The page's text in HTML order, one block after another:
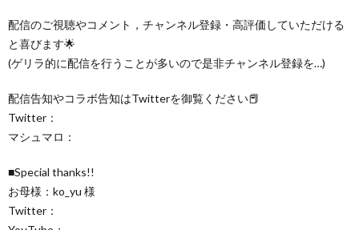
配信のご視聴やコメント，チャンネル登録・高評価していただける
と喜びます🌟
(ゲリラ的に配信を行うことが多いので是非チャンネル登録を…)
配信告知やコラボ告知はTwitterを御覧ください📕
Twitter：
マシュマロ：
■Special thanks!!
お母様：ko_yu 様
Twitter：